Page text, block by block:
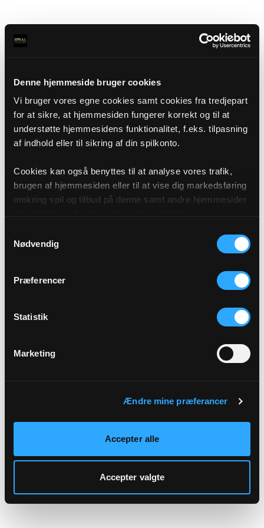
Denne hjemmeside bruger cookies
Vi bruger vores egne cookies samt cookies fra tredjepart
for at sikre, at hjemmesiden fungerer korrekt og til at
understøtte hjemmesidens funktionalitet, f.eks. tilpasning
af indhold eller til sikring af din spilkonto.
Cookies kan også benyttes til at analyse vores trafik,
brugen af hjemmesiden eller til at vise dig markedsføring
omkring spil og tilbud på denne samt andre hjemmesider
af cookies under "Detaljer" eller ved at klikke videre til
vores Cookiepolitik, som du finder i bunden af vores
Nødvendig
Præferencer
Statistik
Marketing
Ændre mine præferancer
Accepter alle
Accepter valgte